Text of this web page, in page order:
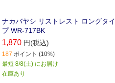
ナカバヤシ リストレスト ロングタイ
プ WR-717BK
1,870 円(税込)
187 ポイント (10%)
最短 8/8(土) にお届け
在庫あり